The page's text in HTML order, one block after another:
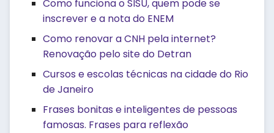
Como funciona o SISU, quem pode se
inscrever e a nota do ENEM
Como renovar a CNH pela internet?
Renovação pelo site do Detran
Cursos e escolas técnicas na cidade do Rio
de Janeiro
Frases bonitas e inteligentes de pessoas
famosas. Frases para reflexão